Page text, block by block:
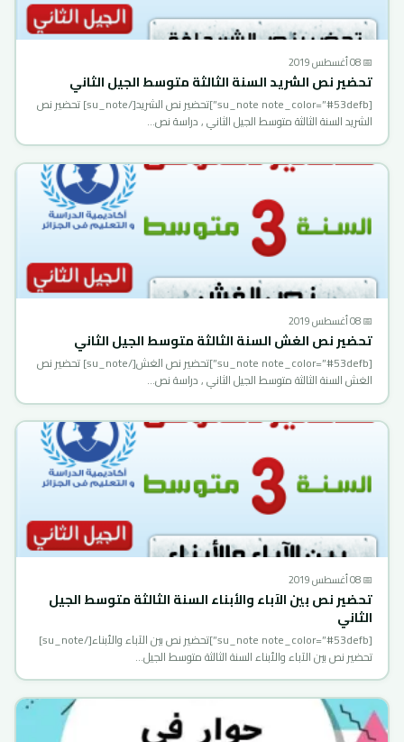
📅 08 أغسطس 2019
تحضير نص الشريد السنة الثالثة متوسط الجيل الثاني
[su_note note_color=”#53defb”]تحضير نص الشريد[/su_note] تحضير نص
الشريد السنة الثالثة متوسط الجيل الثاني , دراسة نص…
📅 08 أغسطس 2019
تحضير نص الغش السنة الثالثة متوسط الجيل الثاني
[su_note note_color=”#53defb”]تحضير نص الغش[/su_note] تحضير نص
الغش السنة الثالثة متوسط الجيل الثاني , دراسة نص…
📅 08 أغسطس 2019
تحضير نص بين الآباء والأبناء السنة الثالثة متوسط الجيل
الثاني
[su_note note_color=”#53defb”]تحضير نص بين الآباء والأبناء[/su_note]
تحضير نص بين الآباء والأبناء السنة الثالثة متوسط الجيل…